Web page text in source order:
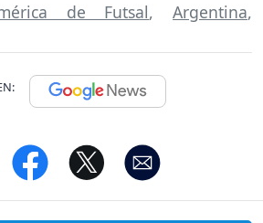
de Futsal,Argentina,